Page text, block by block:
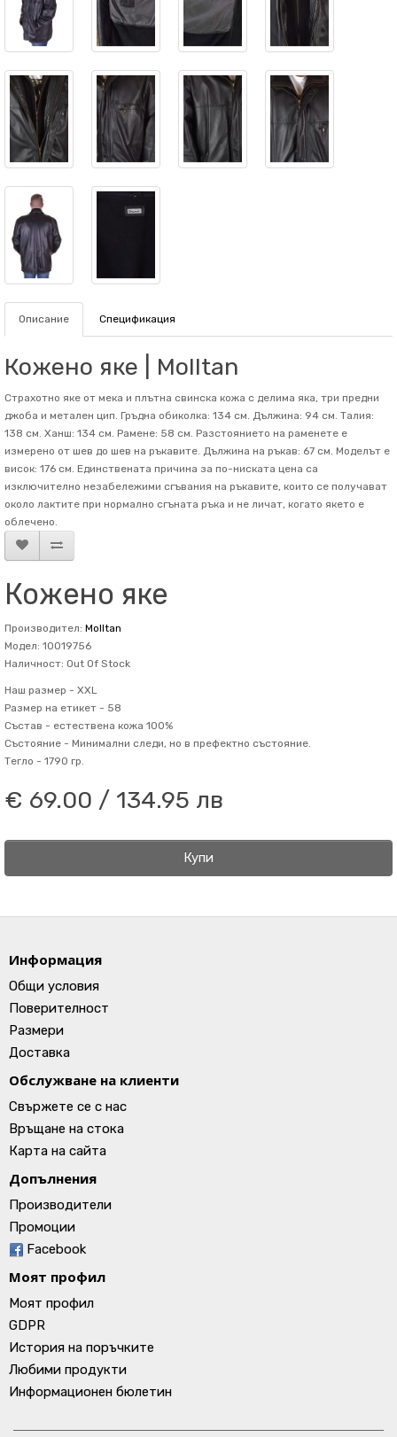
Описание Спецификация
Кожено яке | Molltan
Страхотно яке от мека и плътна свинска кожа с делима яка, три предни
джоба и метален цип. Гръдна обиколка: 134 см. Дължина: 94 см. Талия:
138 см. Ханш: 134 см. Рамене: 58 см. Разстоянието на раменете е
измерено от шев до шев на ръкавите. Дължина на ръкав: 67 см. Mоделът е
висок: 176 см. Единствената причина за по-ниската цена са
изключително незабележими сгъвания на ръкавите, които се получават
около лактите при нормално сгъната ръка и не личат, когато якето е
облечено.
Кожено яке
Производител: Molltan
Модел: 10019756
Наличност: Out Of Stock
Наш размер - XXL
Размер на етикет - 58
Състав - естествена кожа 100%
Състояние - Минимални следи, но в префектно състояние.
Тегло - 1790 гр.
€ 69.00 / 134.95 лв
Купи
Информация
Общи условия
Поверителност
Размери
Доставка
Обслужване на клиенти
Свържете се с нас
Връщане на стока
Карта на сайта
Допълнения
Производители
Промоции
Facebook
Моят профил
Моят профил
GDPR
История на поръчките
Любими продукти
Информационен бюлетин